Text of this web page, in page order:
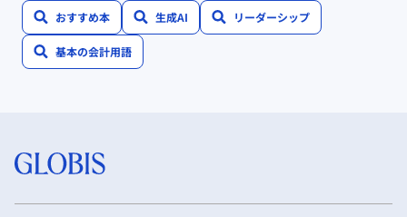
おすすめ本 生成AI リーダーシップ
基本の会計用語